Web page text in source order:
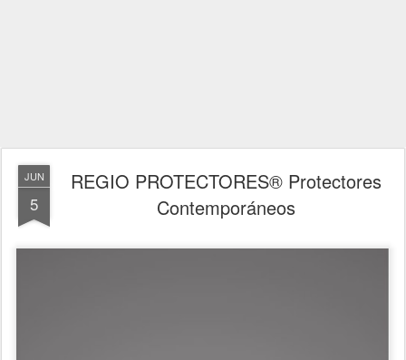
JUN
5
REGIO PROTECTORES® Protectores
Contemporáneos